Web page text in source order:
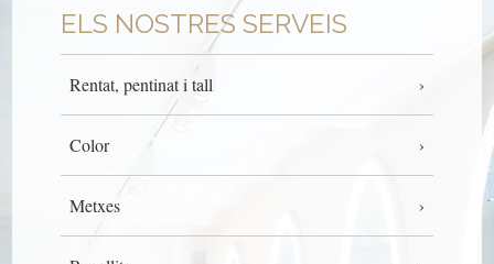
ELS NOSTRES SERVEIS
Rentat, pentinat i tall
Color
Metxes